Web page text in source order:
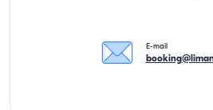
E-mail